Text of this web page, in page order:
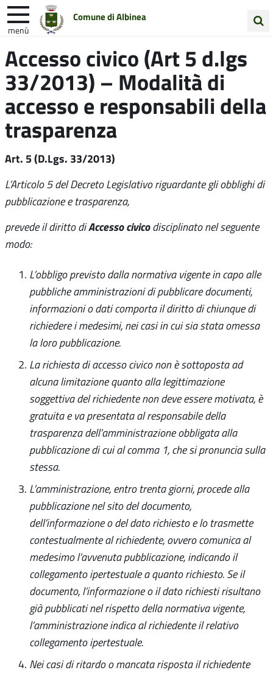
Comune di Albinea
menù
nel
sito
Entra in Comune Vivi Albinea
Unione Colline Matildiche
Accesso civico (Art 5 d.lgs
33/2013) – Modalità di
accesso e responsabili della
trasparenza
Art. 5 (D.Lgs. 33/2013)
L’Articolo 5 del Decreto Legislativo riguardante gli obblighi di
pubblicazione e trasparenza,
prevede il diritto diAccesso civicodisciplinato nel seguente
modo:
L’obbligo previsto dalla normativa vigente in capo alle
pubbliche amministrazioni di pubblicare documenti,
informazioni o dati comporta il diritto di chiunque di
richiedere i medesimi, nei casi in cui sia stata omessa
la loro pubblicazione.
La richiesta di accesso civico non è sottoposta ad
alcuna limitazione quanto alla legittimazione
soggettiva del richiedente non deve essere motivata, è
gratuita e va presentata al responsabile della
trasparenza dell’amministrazione obbligata alla
pubblicazione di cui al comma 1, che si pronuncia sulla
stessa.
L’amministrazione, entro trenta giorni, procede alla
pubblicazione nel sito del documento,
dell’informazione o del dato richiesto e lo trasmette
contestualmente al richiedente, ovvero comunica al
medesimo l’avvenuta pubblicazione, indicando il
collegamento ipertestuale a quanto richiesto. Se il
documento, l’informazione o il dato richiesti risultano
già pubblicati nel rispetto della normativa vigente,
l’amministrazione indica al richiedente il relativo
collegamento ipertestuale.
Nei casi di ritardo o mancata risposta il richiedente